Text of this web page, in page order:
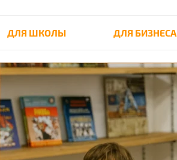
ДЛЯ ШКОЛЫ ДЛЯ БИЗНЕСА